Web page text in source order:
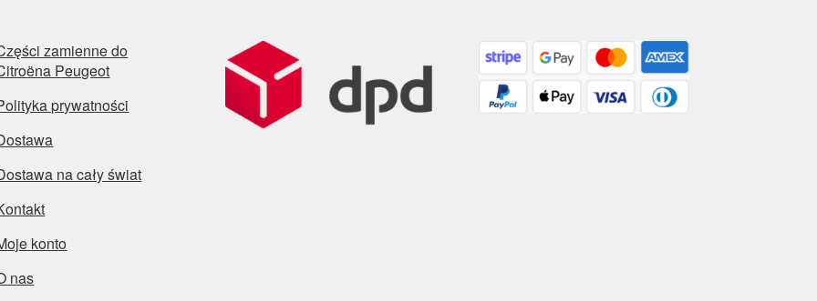
zamienne do
Peugeot
prywatności
na cały świat
konto
nas